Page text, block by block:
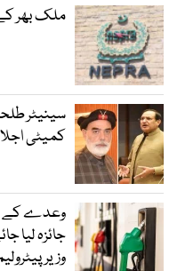
ملک بھر
سینیٹر
کمیٹی
وعدے کے
جائزہ لیا